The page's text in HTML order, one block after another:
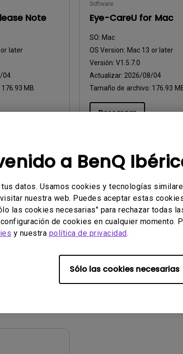
a BenQ
datos. Usamos cookies y tecnologías
nuestra web. Puedes aceptar estas
las cookies necesarias" para rechazar todas
de cookies en cualquier momento.
y nuestra política de privacidad.
Sólo las cookies necesarias
Note
later
04
176.93 MB
Software
Eye-CareU for Mac
SO: Mac
OS Version: Mac 13 or later
Versión:V1.5.7.0
Actualizar: 2026/08/04
Tamaño de archivo: 176.93
Descargar
Note
10/11
Eye-CareU for Mac
SO:Mac
OS Version:Mac 13 or later
Versión:V1.4.8.0
Descargar